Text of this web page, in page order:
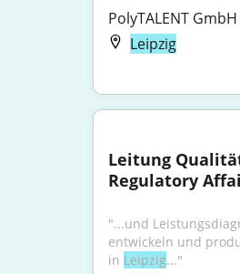
PolyTALENT GmbH
Leipzig
Leitung
Regulatory
"...und
entwickeln und
in Leipzig..."